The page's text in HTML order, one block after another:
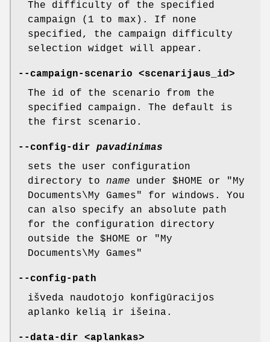
The difficulty of the specified
campaign (1 to max). If none
specified, the campaign difficulty
selection widget will appear.
--campaign-scenario <scenarijaus_id>
The id of the scenario from the
specified campaign. The default is
the first scenario.
--config-dir pavadinimas
sets the user configuration
directory to name under $HOME or "My
Documents\My Games" for windows. You
can also specify an absolute path
for the configuration directory
outside the $HOME or "My
Documents\My Games"
--config-path
išveda naudotojo konfigūracijos
aplanko kelią ir išeina.
--data-dir <aplankas>